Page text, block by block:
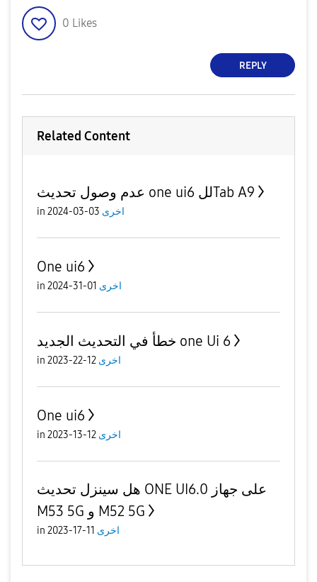
0 Likes
REPLY
Related Content
عدم وصول تحديث one ui6 للTab A9
in اخرى 03-03-2024
One ui6
in اخرى 01-31-2024
خطأ في التحديث الجديد one Ui 6
in اخرى 12-22-2023
One ui6
in اخرى 12-13-2023
هل سينزل تحديث ONE UI6.0 على جهاز
M53 5G و M52 5G
in اخرى 11-17-2023